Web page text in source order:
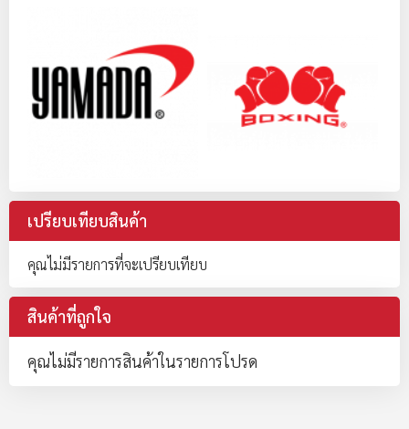
เปรียบเทียบสินค้า
คุณไม่มีรายการที่จะเปรียบเทียบ
สินค้าที่ถูกใจ
คุณไม่มีรายการสินค้าในรายการโปรด